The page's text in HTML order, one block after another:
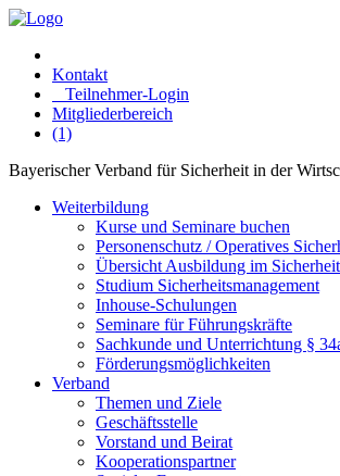
Kontakt
Teilnehmer-Login
Mitgliederbereich
(1)
Bayerischer Verband für Sicherheit in der
Weiterbildung
Kurse und Seminare buchen
Personenschutz / Operatives
Übersicht Ausbildung im
Studium Sicherheitsmanagement
Inhouse-Schulungen
Seminare für Führungskräfte
Sachkunde und Unterrichtung §
Förderungsmöglichkeiten
Verband
Themen und Ziele
Geschäftsstelle
Vorstand und Beirat
Kooperationspartner